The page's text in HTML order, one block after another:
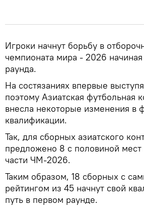
Игроки начнут борьбу в
чемпионата мира - 2026 начиная
раунда.
На состязаниях впервые
поэтому Азиатская футбольная
внесла некоторые изменения в
квалификации.
Так, для сборных азиатского
предложено 8 с половиной
части ЧМ-2026.
Таким образом, 18 сборных с
рейтингом из 45 начнут свой
путь в первом раунде.